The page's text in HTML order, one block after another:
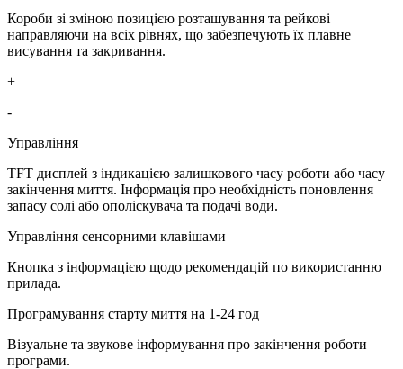
Короби зі зміною позицією розташування та рейкові
направляючи на всіх рівнях, що забезпечують їх плавне
висування та закривання.
+
-
Управління
TFT дисплей з індикацією залишкового часу роботи або часу
закінчення миття. Інформація про необхідність поновлення
запасу солі або ополіскувача та подачі води.
Управління сенсорними клавішами
Кнопка з інформацією щодо рекомендацій по використанню
прилада.
Програмування старту миття на 1-24 год
Візуальне та звукове інформування про закінчення роботи
програми.